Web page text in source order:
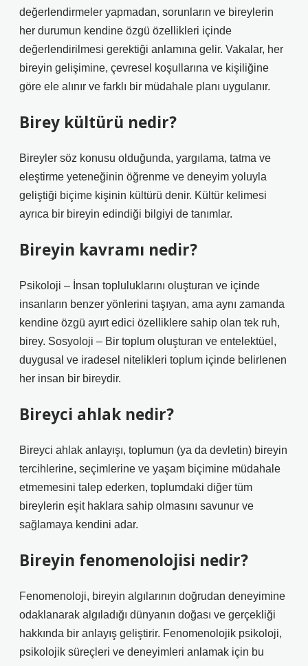
değerlendirmeler yapmadan, sorunların ve bireylerin
her durumun kendine özgü özellikleri içinde
değerlendirilmesi gerektiği anlamına gelir. Vakalar, her
bireyin gelişimine, çevresel koşullarına ve kişiliğine
göre ele alınır ve farklı bir müdahale planı uygulanır.
Birey kültürü nedir?
Bireyler söz konusu olduğunda, yargılama, tatma ve
eleştirme yeteneğinin öğrenme ve deneyim yoluyla
geliştiği biçime kişinin kültürü denir. Kültür kelimesi
ayrıca bir bireyin edindiği bilgiyi de tanımlar.
Bireyin kavramı nedir?
Psikoloji – İnsan topluluklarını oluşturan ve içinde
insanların benzer yönlerini taşıyan, ama aynı zamanda
kendine özgü ayırt edici özelliklere sahip olan tek ruh,
birey. Sosyoloji – Bir toplum oluşturan ve entelektüel,
duygusal ve iradesel nitelikleri toplum içinde belirlenen
her insan bir bireydir.
Bireyci ahlak nedir?
Bireyci ahlak anlayışı, toplumun (ya da devletin) bireyin
tercihlerine, seçimlerine ve yaşam biçimine müdahale
etmemesini talep ederken, toplumdaki diğer tüm
bireylerin eşit haklara sahip olmasını savunur ve
sağlamaya kendini adar.
Bireyin fenomenolojisi nedir?
Fenomenoloji, bireyin algılarının doğrudan deneyimine
odaklanarak algıladığı dünyanın doğası ve gerçekliği
hakkında bir anlayış geliştirir. Fenomenolojik psikoloji,
psikolojik süreçleri ve deneyimleri anlamak için bu